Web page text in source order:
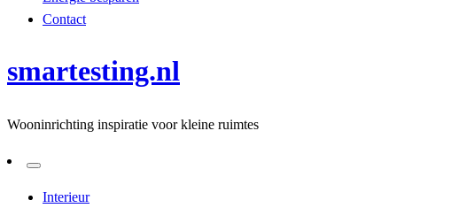
Contact
smartesting.nl
Wooninrichting inspiratie voor kleine ruimtes
Interieur